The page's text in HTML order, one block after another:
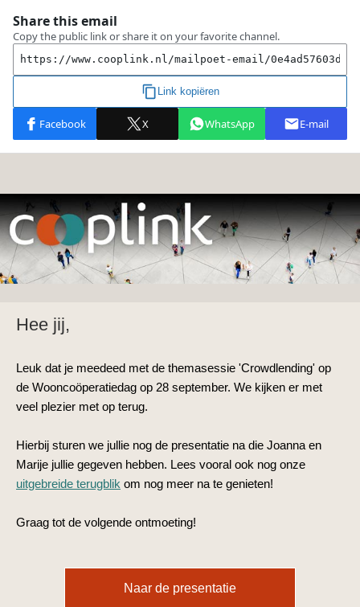
Hee jij,
Leuk dat je meedeed met de themasessie 'Crowdlending' op
de Wooncoöperatiedag op 28 september. We kijken er met
veel plezier met op terug.
Hierbij sturen we jullie nog de presentatie na die Joanna en
Marije jullie gegeven hebben. Lees vooral ook nog onze
uitgebreide terugblik om nog meer na te genieten!
Graag tot de volgende ontmoeting!
Naar de presentatie